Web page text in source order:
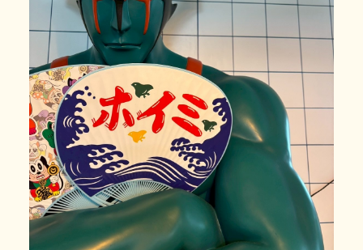
施設情報
お知らせ
事業所の評価
06-7505-2131
体験に行ってみる